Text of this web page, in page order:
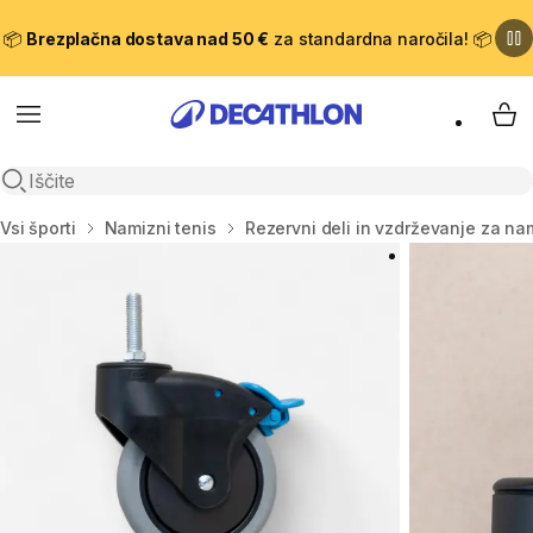
📦 Brezplačna dostava nad 50 € za standardna naročila! 📦
Meni
Odpri iskanje
Domov
Vsi športi Namizni tenis Rezervni deli in vzdrževanje za